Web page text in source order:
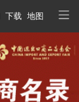
下载 地图